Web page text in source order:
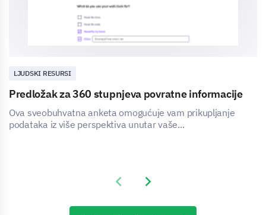
LJUDSKI RESURSI
Predložak za 360 stupnjeva povratne informacije
Ova sveobuhvatna anketa omogućuje vam prikupljanje
podataka iz više perspektiva unutar vaše...
Previous slide
Next slide